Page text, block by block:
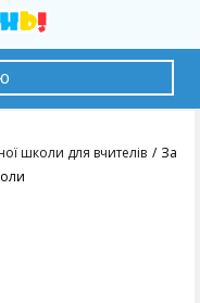
школи для вчителів
За